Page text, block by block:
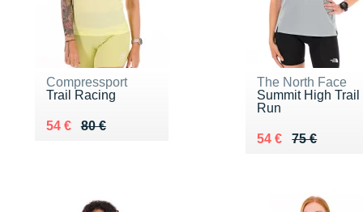
Compressport
Trail Racing
80 €
Au lieu de 80 €
54 €
Vendu 54 €
The North Face
Summit High Trail
Run
75 €
Au lieu de 75 €
54 €
Vendu 54 €